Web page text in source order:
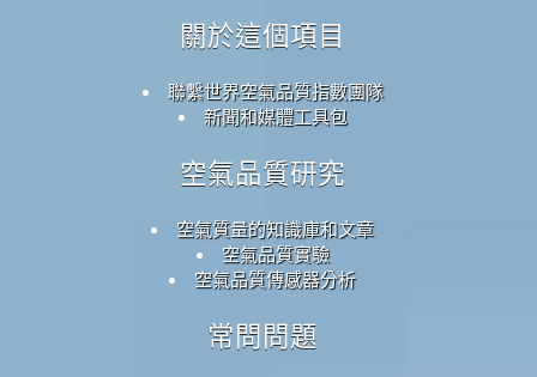
關於這個項目
聯繫世界空氣品質指數團隊
新聞和媒體工具包
空氣品質研究
空氣質量的知識庫和文章
空氣品質實驗
空氣品質傳感器分析
常問問題